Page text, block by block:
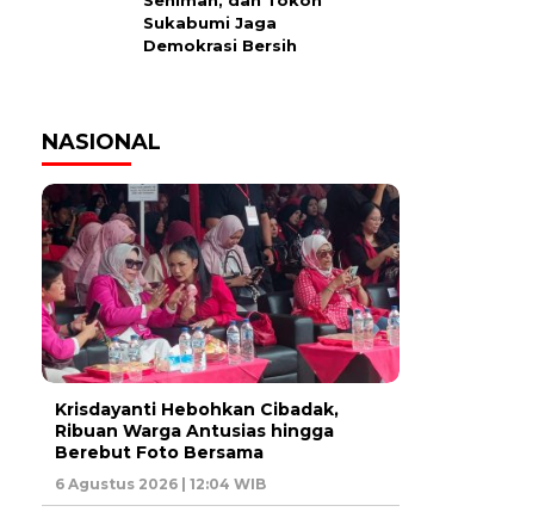
Sukabumi Jaga
Demokrasi Bersih
NASIONAL
Krisdayanti Hebohkan Cibadak,
Ribuan Warga Antusias hingga
Berebut Foto Bersama
6 Agustus 2026 | 12:04 WIB